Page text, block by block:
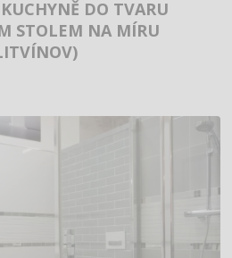
DO TVARU
STOLEM NA MÍRU